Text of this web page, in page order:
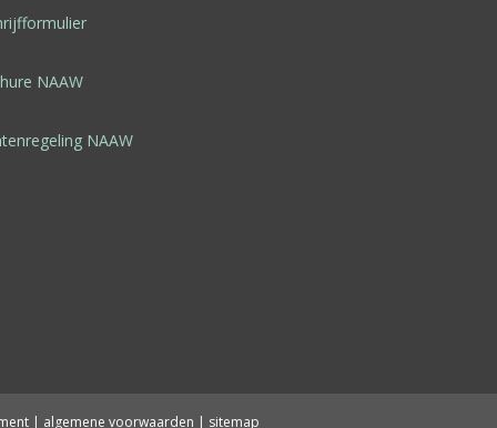
NAAW
NAAW
| algemene voorwaarden | sitemap